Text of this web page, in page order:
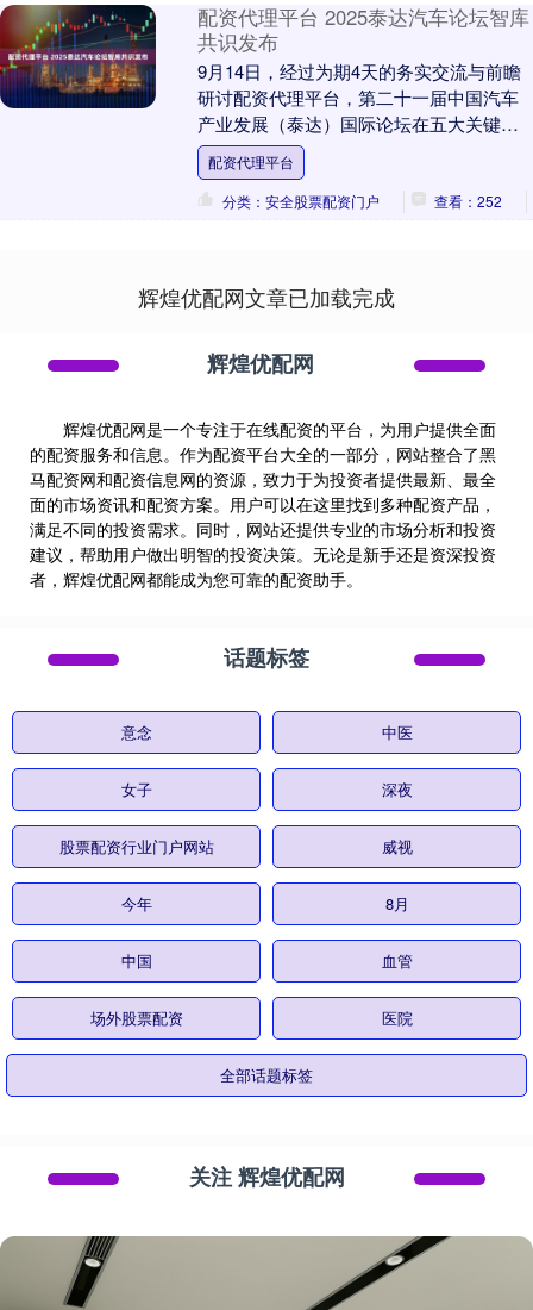
配资代理平台 2025泰达汽车论坛智库
共识发布
9月14日，经过为期4天的务实交流与前瞻
研讨配资代理平台，第二十一届中国汽车
产业发展（泰达）国际论坛在五大关键维
度达成共识。中汽中心党委委员、副总经
理李洧出席并....
配资代理平台
分类：安全股票配资门户
查看：252
辉煌优配网文章已加载完成
辉煌优配网
辉煌优配网是一个专注于在线配资的平台，为用户提供全面
的配资服务和信息。作为配资平台大全的一部分，网站整合了黑
马配资网和配资信息网的资源，致力于为投资者提供最新、最全
面的市场资讯和配资方案。用户可以在这里找到多种配资产品，
满足不同的投资需求。同时，网站还提供专业的市场分析和投资
建议，帮助用户做出明智的投资决策。无论是新手还是资深投资
者，辉煌优配网都能成为您可靠的配资助手。
话题标签
意念 中医
女子 深夜
股票配资行业门户网站 威视
今年 8月
中国 血管
场外股票配资 医院
全部话题标签
关注 辉煌优配网